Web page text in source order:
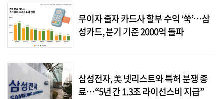
무이자 줄자 카드사 할부 수익 ‘쑥’…삼
성카드, 분기 기준 2000억 돌파
삼성전자, 美 넷리스트와 특허 분쟁 종
료…“5년 간 1.3조 라이선스비 지급”